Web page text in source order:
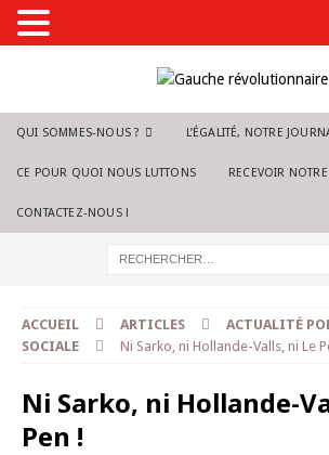
QUI SOMMES-NOUS ? L’ÉGALITÉ, NOTRE
CE POUR QUOI NOUS LUTTONS RECEVOIR NOTRE
CONTACTEZ-NOUS !
ACCUEIL ARTICLES
ACTUALITÉ
SOCIALE
Ni Sarko, ni Hollande-Valls, ni Le
Ni Sarko, ni Hollande-
Pen !